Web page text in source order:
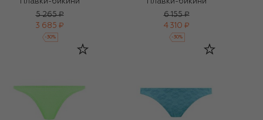
5 265 ₽
3 685 ₽
-30%
6 155 ₽
4 310 ₽
-30%